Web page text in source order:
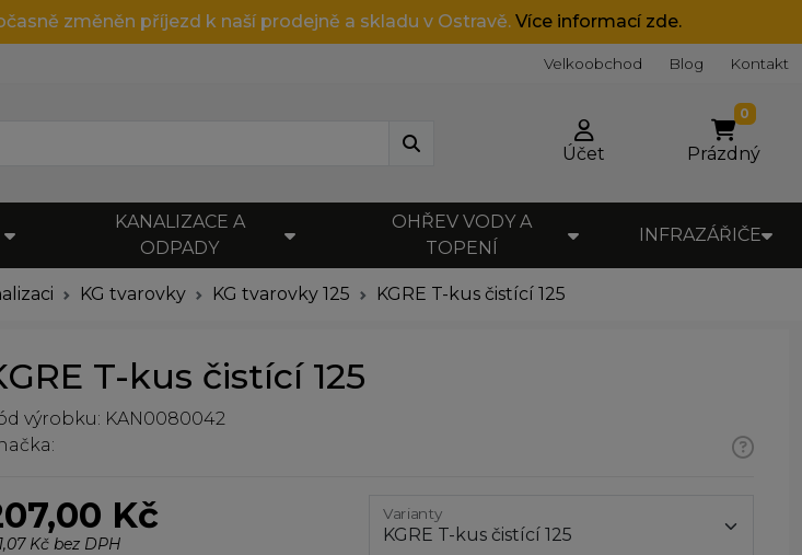
změněn příjezd k naší prodejně a skladu v Ostravě. Více informací zde.
Velkoobchod Blog Kontakt
Účet
0
Prázdný
KANALIZACE A
ODPADY
OHŘEV VODY A
TOPENÍ
INFRAZÁŘIČE
KG tvarovky KG tvarovky 125 KGRE T-kus čistící 125
T-kus čistící 125
výrobku: KAN0080042
Kč
Kč bez DPH
Varianty